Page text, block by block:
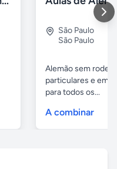
São Paulo
São Paulo
Alemão sem
particulares e em
para todos os...
A combinar